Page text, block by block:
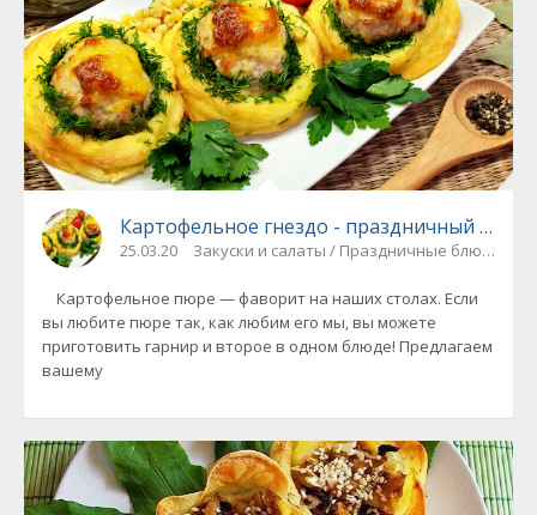
Картофельное гнездо - праздничный
25.03.20 Закуски и салаты / Праздничные блюда
Картофельное пюре — фаворит на наших столах. Если
вы любите пюре так, как любим его мы, вы можете
приготовить гарнир и второе в одном блюде! Предлагаем
вашему